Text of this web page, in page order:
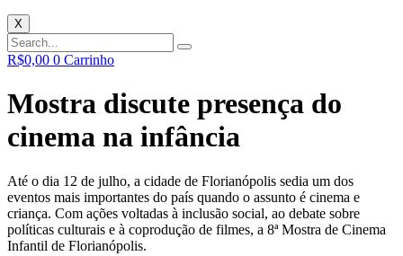
X
R$0,00 0 Carrinho
Mostra discute presença do
cinema na infância
Até o dia 12 de julho, a cidade de Florianópolis sedia um dos
eventos mais importantes do país quando o assunto é cinema e
criança. Com ações voltadas à inclusão social, ao debate sobre
políticas culturais e à coprodução de filmes, a 8ª Mostra de Cinema
Infantil de Florianópolis.